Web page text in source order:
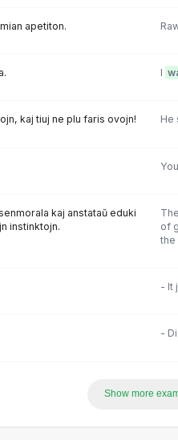
mian apetiton.
I
kaj tiuj ne plu faris ovojn! He
You
kaj anstataŭ eduki
instinktojn.
of
the
- It
-
Show more